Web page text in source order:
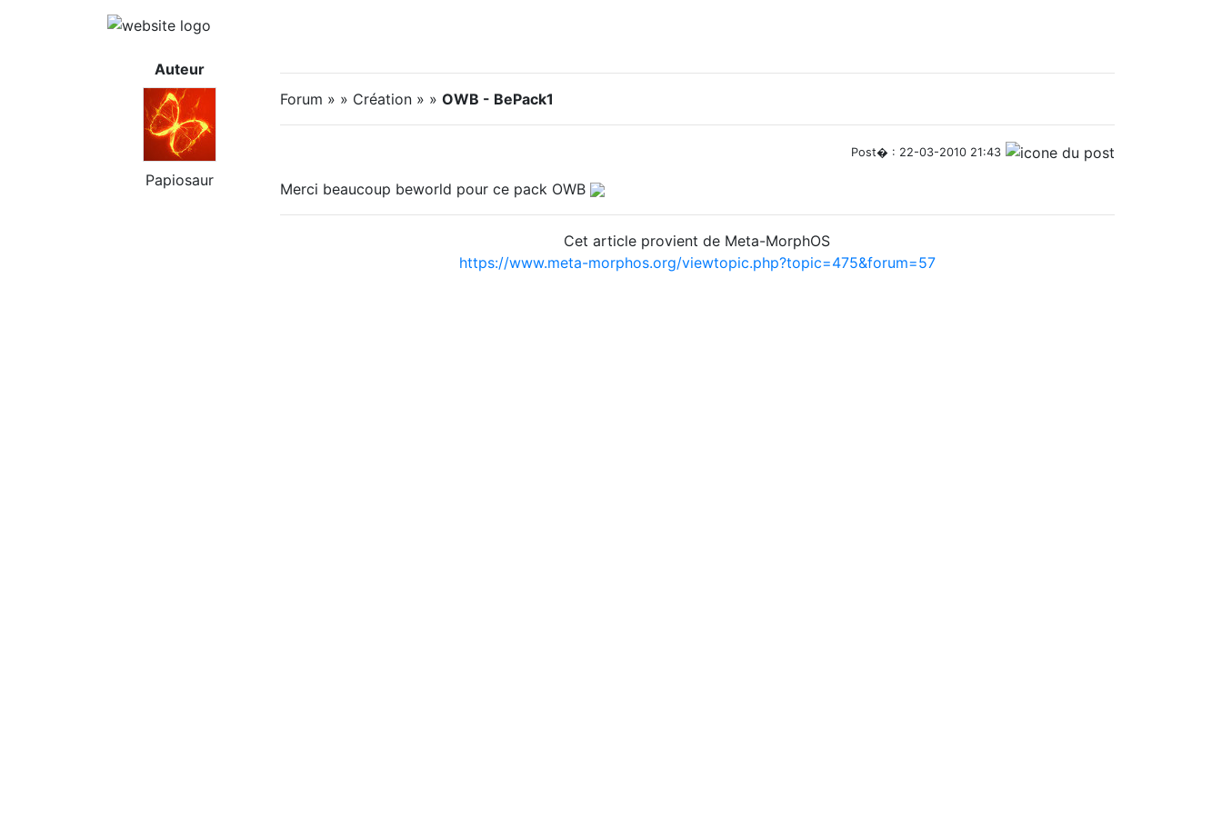
Auteur
Papiosaur
Forum » » Création » » OWB - BePack1
Post� : 22-03-2010 21:43
Merci beaucoup beworld pour ce pack OWB
Cet article provient de Meta-MorphOS
https://www.meta-morphos.org/viewtopic.php?topic=475&forum=57